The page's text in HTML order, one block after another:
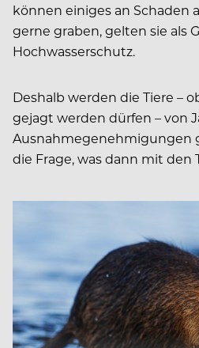
können einiges an Schaden
gerne graben, gelten sie als
Hochwasserschutz.
Deshalb werden die Tiere –
gejagt werden dürfen – von
Ausnahmegenehmigungen
die Frage, was dann mit den